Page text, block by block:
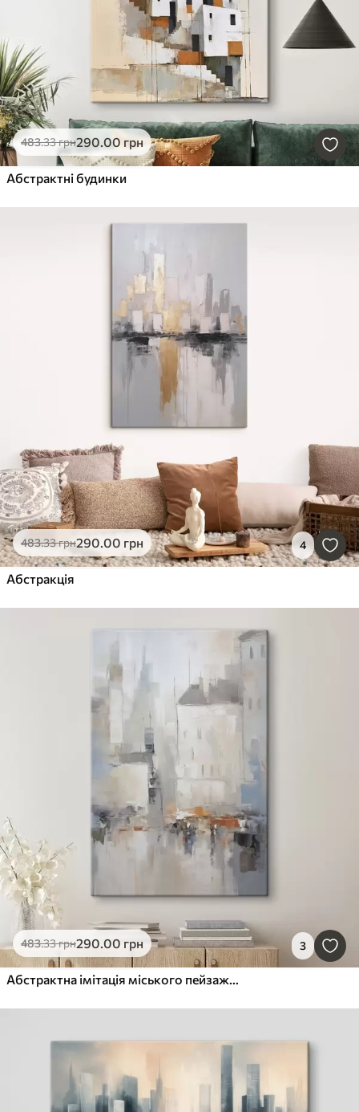
483.33грн290.00 грн
Абстрактні будинки
483.33грн290.00 грн 4
Абстракція
483.33грн290.00 грн 3
Абстрактна імітація міського пейзажу в живописі